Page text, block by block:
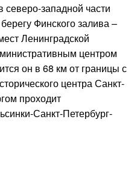
западной части
Финского залива –
Ленинградской
центром
он в 68 км от границы с
центра Санкт-
проходит
Санкт-Петербург-